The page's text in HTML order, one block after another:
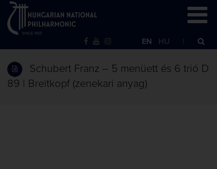
EN HU
Schubert Franz – 5 menüett és 6 trió D
89 | Breitkopf (zenekari anyag)